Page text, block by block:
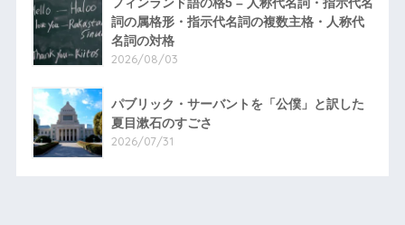
詞の属格形・指示代名詞の複数主格・人称代
名詞の対格
2026/08/03
パブリック・サーバントを「公僕」と訳した
夏目漱石のすごさ
2026/07/31